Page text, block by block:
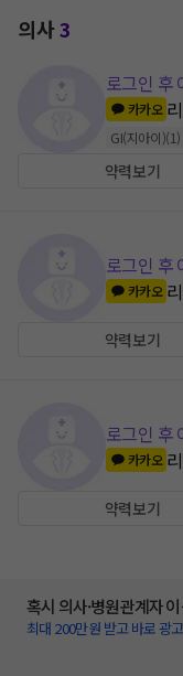
의사3
로그인 후
카카오
GI(지아이)(1)
약력보기
로그인 후
카카오
약력보기
로그인 후
카카오
약력보기
혹시 의사·병원관계자
최대 200만원 받고 바로 광